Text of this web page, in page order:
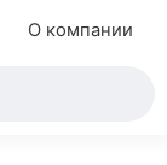
О компании